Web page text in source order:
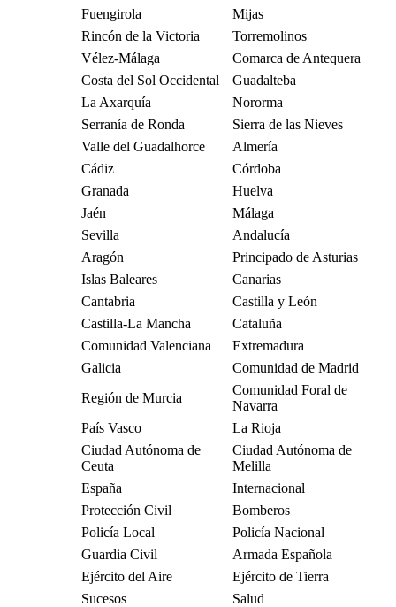
Fuengirola
Mijas
Rincón de la Victoria
Torremolinos
Vélez-Málaga
Comarca de Antequera
Costa del Sol Occidental
Guadalteba
La Axarquía
Nororma
Serranía de Ronda
Sierra de las Nieves
Valle del Guadalhorce
Almería
Cádiz
Córdoba
Granada
Huelva
Jaén
Málaga
Sevilla
Andalucía
Aragón
Principado de Asturias
Islas Baleares
Canarias
Cantabria
Castilla y León
Castilla-La Mancha
Cataluña
Comunidad Valenciana
Extremadura
Galicia
Comunidad de Madrid
Región de Murcia
Comunidad Foral de
Navarra
País Vasco
La Rioja
Ciudad Autónoma de
Ceuta
Ciudad Autónoma de
Melilla
España
Internacional
Protección Civil
Bomberos
Policía Local
Policía Nacional
Guardia Civil
Armada Española
Ejército del Aire
Ejército de Tierra
Sucesos
Salud